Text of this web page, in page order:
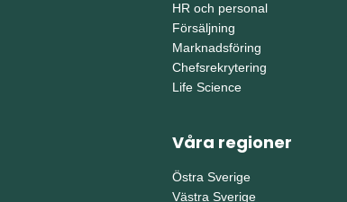
HR och personal
Försäljning
Marknadsföring
Chefsrekrytering
Life Science
Våra regioner
Östra Sverige
Västra Sverige